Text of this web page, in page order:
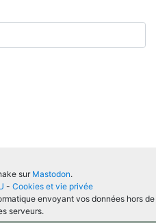
sur Mastodon.
- Cookies et vie privée
envoyant vos données hors de
serveurs.